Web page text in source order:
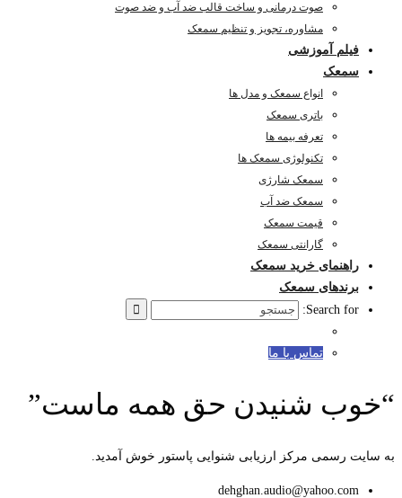
صوت درمانی و ساخت قالب ضد آب و ضد صوت
مشاوره، تجویز و تنظیم سمعک
فیلم آموزشی
سمعک
انواع سمعک و مدل ها
باتری سمعک
تعرفه بیمه ها
تکنولوژی سمعک ها
سمعک شارژی
سمعک ضد آب
قیمت سمعک
گارانتی سمعک
راهنمای خرید سمعک
برندهای سمعک
Search for:
تماس با ما
“خوب شنیدن حق همه ماست”
به سایت رسمی مرکز ارزیابی شنوایی پاستور خوش آمدید.
dehghan.audio@yahoo.com